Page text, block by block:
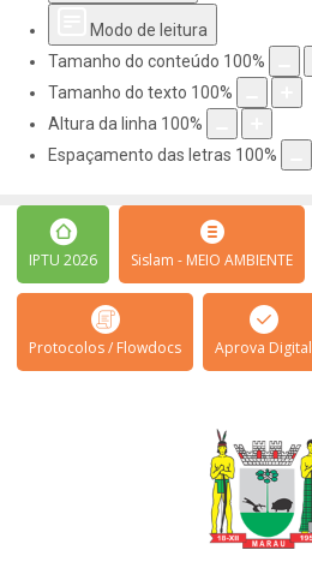
Modo de leitura
Tamanho do conteúdo 100%
Tamanho do texto 100%
Altura da linha 100%
Espaçamento das letras 100%
IPTU 2026 Sislam - MEIO AMBIENTE
Protocolos / Flowdocs Aprova Digital